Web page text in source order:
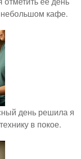
небольшом кафе.
день решила я
в покое.